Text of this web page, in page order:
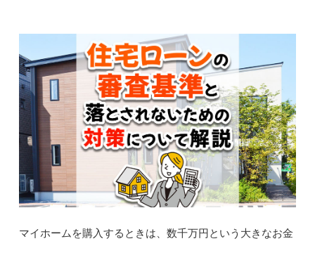
マイホームを購入するときは、数千万円という大きなお金